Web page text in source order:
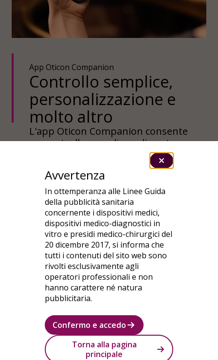
App Oticon Companion
Controllo semplice,
personalizzazione e
molto altro
L'app Oticon Companion consente
un controllo semplice e discreto
dei propri apparecchi acustici. È
inoltre possibile ritrovare gli
apparecchi acustici in caso di
smarrimento, consultare il proprio
audioprotesista a distanza e
monitorare i progressi nell'utilizzo
degli apparecchi.
Esplora l'app Oticon Companion
Accessori compatibili
Avvertenza
In ottemperanza alle Linee Guida
della pubblicità sanitaria
concernente i dispositivi medici,
dispositivi medico-diagnostici in
vitro e presidi medico-chirurgici del
20 dicembre 2017, si informa che
tutti i contenuti del sito web sono
rivolti esclusivamente agli
operatori professionali e non
hanno carattere né natura
pubblicitaria.
Confermo e accedo
Torna alla pagina
principale